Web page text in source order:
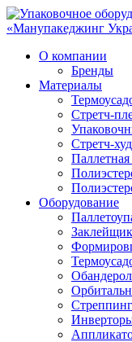
О компании
Бренды
Материалы
Стретч-
Стретч-
Паллетная
Оборудование